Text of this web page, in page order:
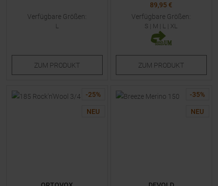
Verfügbare Größen:
L
ZUM PRODUKT
89,95 €
Verfügbare Größen:
S | M | L | XL
ZUM PRODUKT
-25%
NEU
-35%
NEU